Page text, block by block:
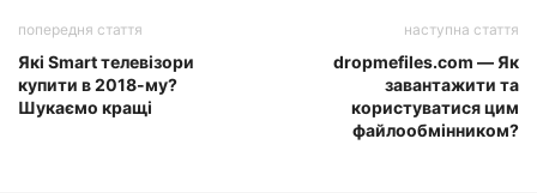
попередня стаття
Які Smart телевізори
купити в 2018-му?
Шукаємо кращі
наступна стаття
dropmefiles.com — Як
завантажити та
користуватися цим
файлообмінником?